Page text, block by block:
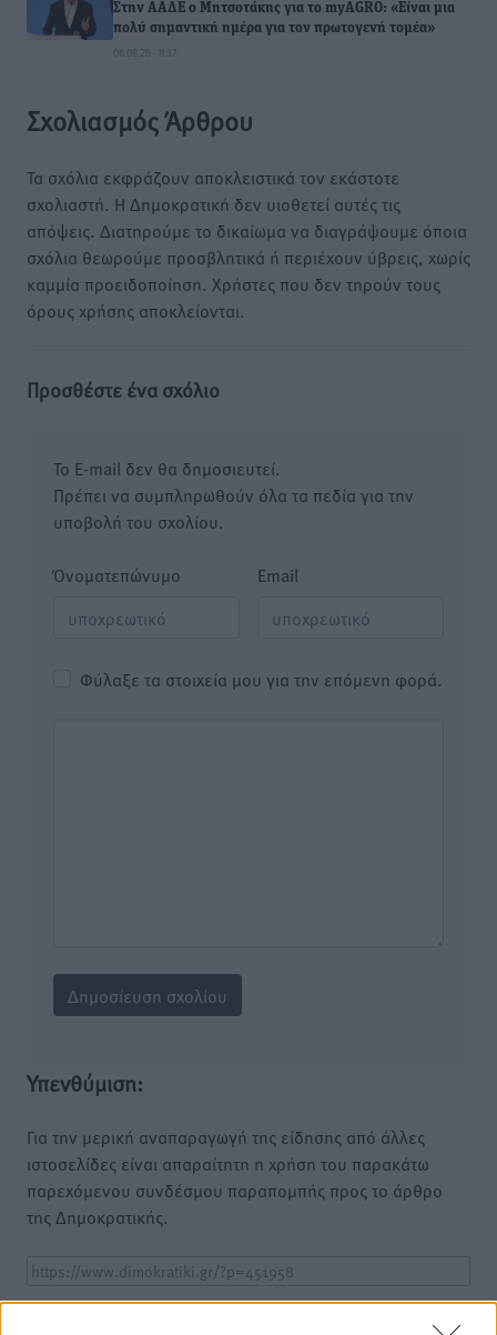
Στην ΑΑΔΕ ο Μητσοτάκης για το myAGRO: «Είναι μια
πολύ σημαντική ημέρα για τον πρωτογενή τομέα»
06.08.26 · 11:37
Σχολιασμός Άρθρου
Τα σχόλια εκφράζουν αποκλειστικά τον εκάστοτε
σχολιαστή. Η Δημοκρατική δεν υιοθετεί αυτές τις
απόψεις. Διατηρούμε το δικαίωμα να διαγράψουμε όποια
σχόλια θεωρούμε προσβλητικά ή περιέχουν ύβρεις, χωρίς
καμμία προειδοποίηση. Χρήστες που δεν τηρούν τους
όρους χρήσης αποκλείονται.
Προσθέστε ένα σχόλιο
Το E-mail δεν θα δημοσιευτεί.
Πρέπει να συμπληρωθούν όλα τα πεδία για την
υποβολή του σχολίου.
Όνοματεπώνυμο Email
Φύλαξε τα στοιχεία μου για την επόμενη φορά.
Υπενθύμιση:
Για την μερική αναπαραγωγή της είδησης από άλλες
ιστοσελίδες είναι απαραίτητη η χρήση του παρακάτω
παρεχόμενου συνδέσμου παραπομπής προς το άρθρο
της Δημοκρατικής.